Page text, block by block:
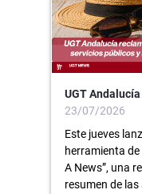
UGT
23/07/2026
Este jueves
herramienta de
A News”, una
resumen de